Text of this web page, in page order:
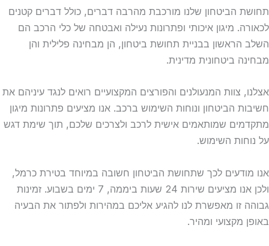
תחושת הביטחון שלנו מורכבת מהרבה דברים, כולל דברים קטנים
לכאורה. מיגון איכותי ופתרונות נעילה ואבטחה של כלי הרכב הם
השלב הראשון בבניית תחושת ביטחון, הן מבחינה פלילית והן
מבחינה ביטחונית מדינית.
אצלנו, צוות המנעולנים והפורצים המקצועיים רואים לנגד עיניהם את
חשיבות הביטחון ונוחות השימוש ברכב. אנו מציעים פתרונות מיגון
מתקדמים שמותאמים אישית לרכב ולצרכים שלכם, תוך שימת דגש
על נוחות השימוש.
אנו מודעים לכך שתחושת הביטחון חשובה במיוחד בטירת כרמל,
ולכן אנו מציעים שירות 24 שעות ביממה, 7 ימים בשבוע. זמינות
גבוהה זו מאפשרת לנו להגיע אליכם במהירות ולפתור את הבעיה
באופן מקצועי ומהיר.